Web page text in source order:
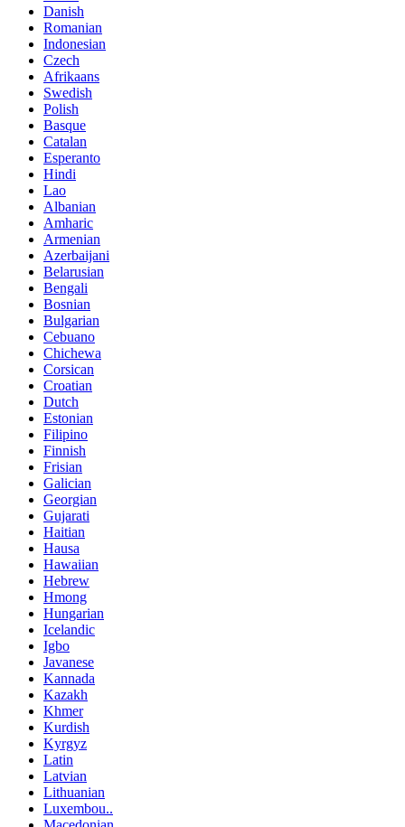
Danish
Romanian
Indonesian
Czech
Afrikaans
Swedish
Polish
Basque
Catalan
Esperanto
Hindi
Lao
Albanian
Amharic
Armenian
Azerbaijani
Belarusian
Bengali
Bosnian
Bulgarian
Cebuano
Chichewa
Corsican
Croatian
Dutch
Estonian
Filipino
Finnish
Frisian
Galician
Georgian
Gujarati
Haitian
Hausa
Hawaiian
Hebrew
Hmong
Hungarian
Icelandic
Igbo
Javanese
Kannada
Kazakh
Khmer
Kurdish
Kyrgyz
Latin
Latvian
Lithuanian
Luxembou..